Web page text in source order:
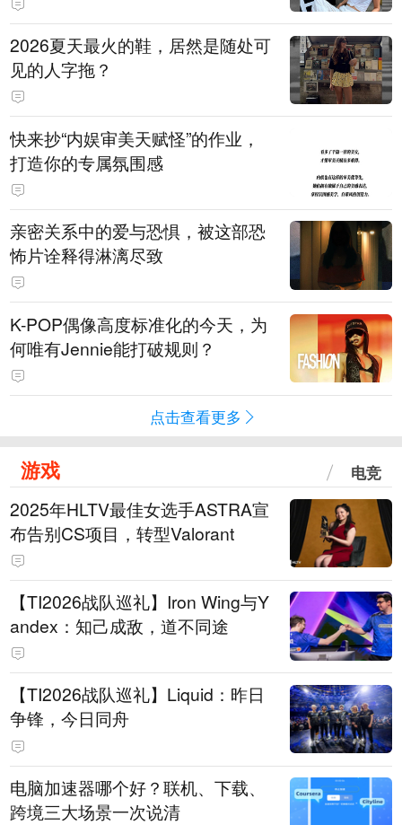
2026夏天最火的鞋，居然是随处可
见的人字拖？
快来抄“内娱审美天赋怪”的作业，
打造你的专属氛围感
亲密关系中的爱与恐惧，被这部恐
怖片诠释得淋漓尽致
K-POP偶像高度标准化的今天，为
何唯有Jennie能打破规则？
点击查看更多
游戏 电竞
2025年HLTV最佳女选手ASTRA宣
布告别CS项目，转型Valorant
【TI2026战队巡礼】Iron Wing与Y
andex：知己成敌，道不同途
【TI2026战队巡礼】Liquid：昨日
争锋，今日同舟
电脑加速器哪个好？联机、下载、
跨境三大场景一次说清